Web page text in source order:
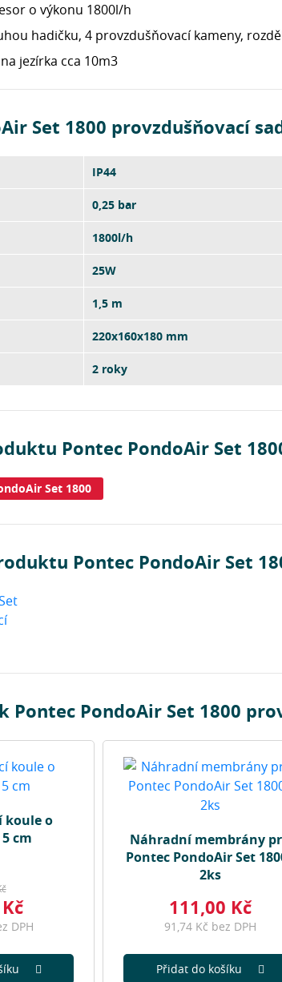
o výkonu 1800l/h
hadičku, 4 provzdušňovací kameny,
jezírka cca 10m3
Set 1800 provzdušňovací
IP44
0,25 bar
1800l/h
25W
1,5 m
220x160x180 mm
2 roky
Pontec PondoAir Set
Set 1800
Pontec PondoAir Set
Pontec PondoAir Set 1800
koule o
cm
DPH
Náhradní membrány
Pontec PondoAir Set
2ks
111,00 Kč
91,74 Kč bez DPH
Přidat do košíku